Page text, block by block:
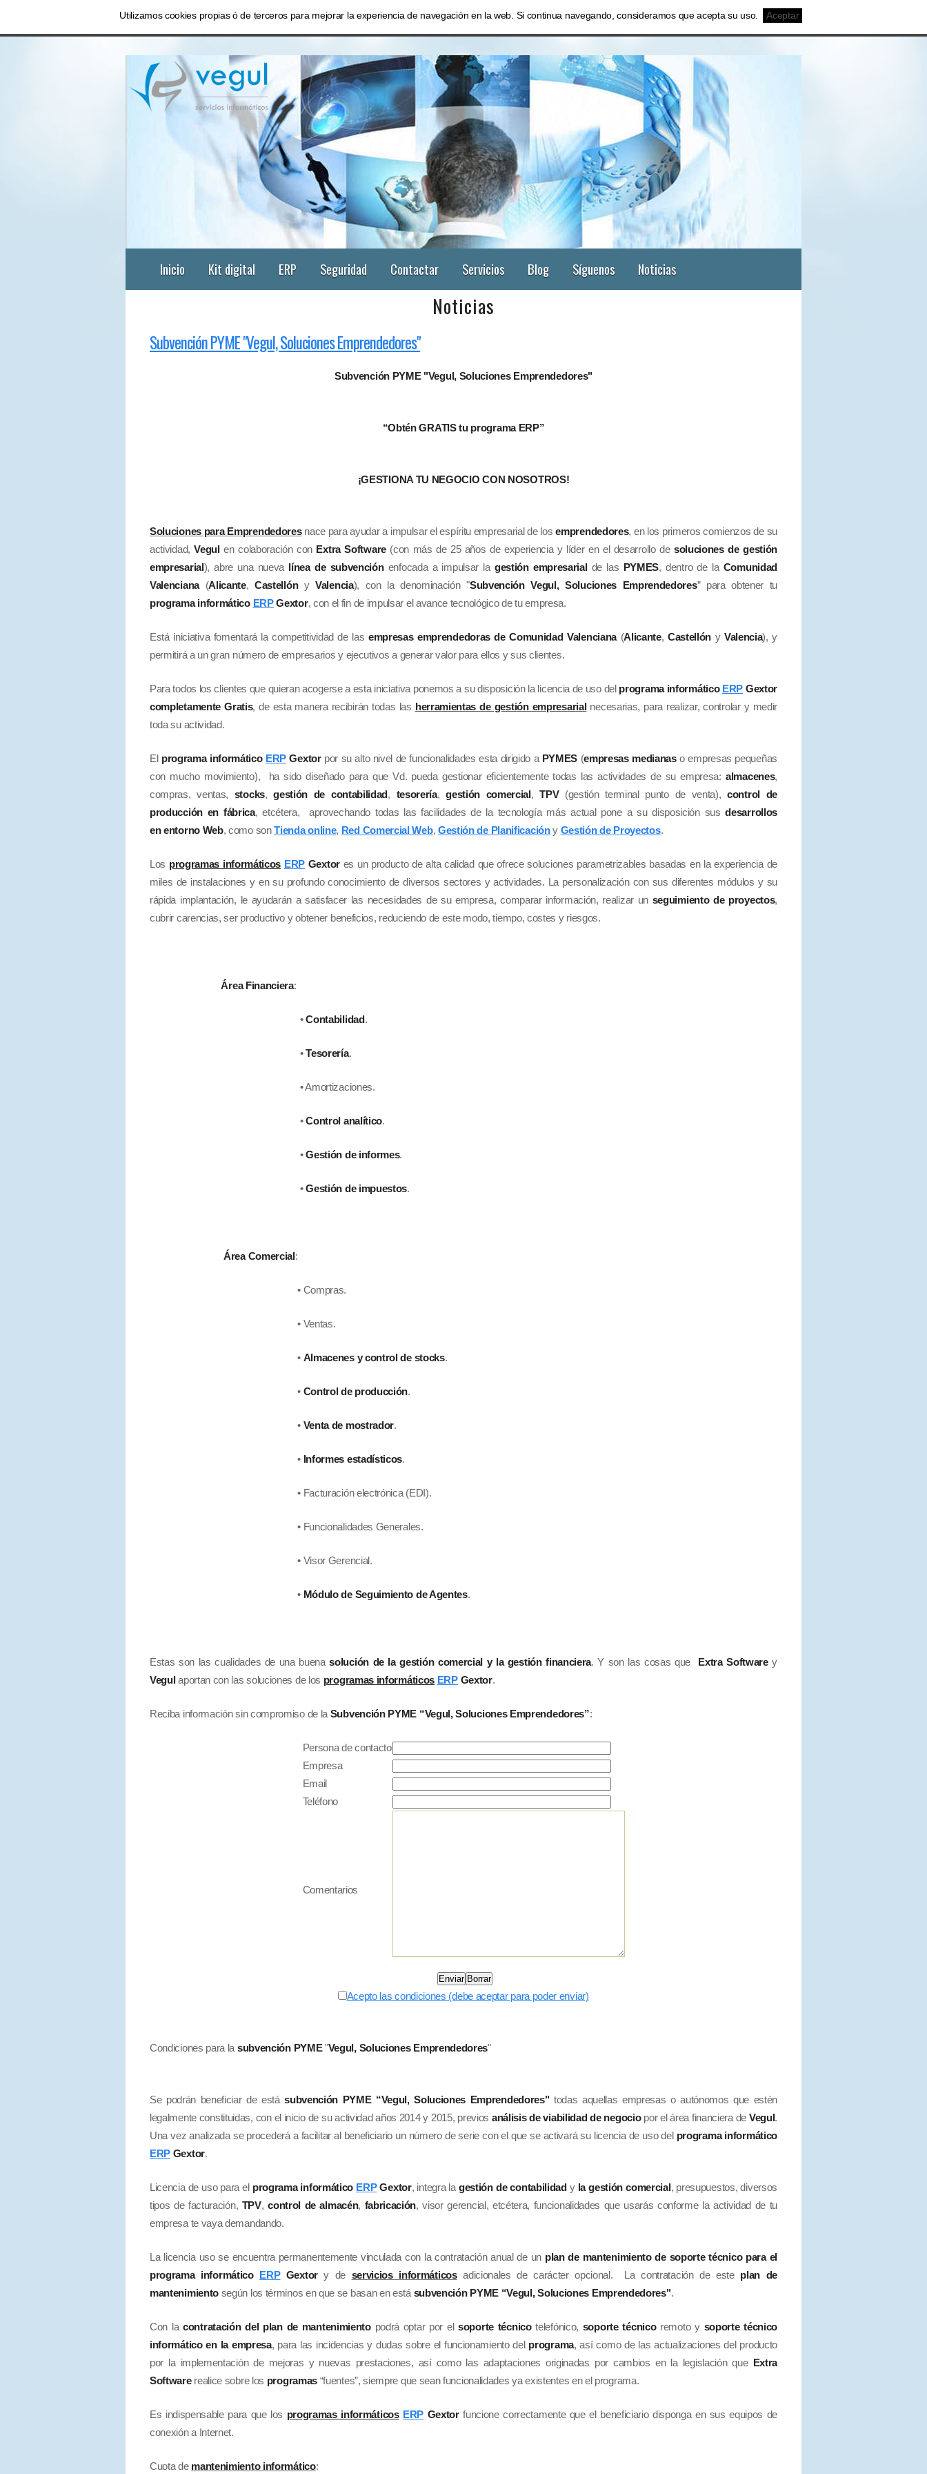
Inicio Kit digital ERP Seguridad Contactar Servicios Blog Síguenos Noticias
Noticias
Subvención PYME "Vegul, Soluciones Emprendedores"
Subvención PYME "Vegul, Soluciones Emprendedores"
“Obtén GRATIS tu programa ERP”
¡GESTIONA TU NEGOCIO CON NOSOTROS!
Soluciones para Emprendedoresnace para ayudar a impulsar el espíritu empresarial de losemprendedores, en los primeros comienzos de su
actividad,Vegulen colaboración con Extra Software(con más de 25 años de experiencia y líder en el desarrollo de soluciones de gestión
empresarial), abre una nueva línea de subvenciónenfocada a impulsar la gestión empresarialde las PYMES, dentro de la Comunidad
Valenciana(Alicante,CastellónyValencia), con la denominación "Subvención Vegul, Soluciones Emprendedores” para obtener tu
programa informático ERP Gextor, con el fin de impulsar el avance tecnológico de tu empresa.
Está iniciativa fomentará la competitividad de las empresas emprendedoras de Comunidad Valenciana (Alicante, Castellón y Valencia), y
permitirá a un gran número de empresarios y ejecutivos a generar valor para ellos y sus clientes.
Para todos los clientes que quieran acogerse a esta iniciativa ponemos a su disposición la licencia de uso del programa informático ERP Gextor
completamenteGratis, de esta manera recibirán todas las herramientas de gestión empresarialnecesarias, para realizar, controlar y medir
toda su actividad.
El programa informático ERP Gextorpor su alto nivel de funcionalidades esta dirigido a PYMES (empresas medianaso empresas pequeñas
con mucho movimiento), ha sido diseñado para que Vd. pueda gestionar eficientemente todas las actividades de su empresa:almacenes,
compras, ventas, stocks,gestión de contabilidad, tesorería,gestión comercial,TPV(gestión terminal punto de venta),control de
producción en fábrica, etcétera, aprovechando todas las facilidades de la tecnología más actual pone a su disposición susdesarrollos
en entorno Web, como sonTienda online, Red Comercial Web, Gestión de Planificacióny Gestión de Proyectos.
Los programas informáticos ERP Gextores un producto de alta calidad que ofrece soluciones parametrizables basadas en la experiencia de
miles de instalaciones y en su profundo conocimiento de diversos sectores y actividades. La personalización con sus diferentes módulos y su
rápida implantación, le ayudarán a satisfacer las necesidades de su empresa, comparar información, realizar un seguimiento de proyectos,
cubrir carencias, ser productivo y obtener beneficios, reduciendo de este modo, tiempo, costes y riesgos.
Área Financiera:
•Contabilidad.
•Tesorería.
• Amortizaciones.
•Control analítico.
•Gestión de informes.
•Gestión de impuestos.
Área Comercial:
• Compras.
• Ventas.
• Almacenes y control de stocks.
• Control de producción.
• Venta de mostrador.
• Informes estadísticos.
• Facturación electrónica (EDI).
• Funcionalidades Generales.
• Visor Gerencial.
• Módulo de Seguimiento de Agentes.
Estas son las cualidades de una buenasolución de la gestión comercial y la gestión financiera. Y son las cosas que Extra Softwarey
Vegulaportan con las soluciones de los programas informáticos ERP Gextor.
Reciba información sin compromiso de la Subvención PYME “Vegul, Soluciones Emprendedores”:
Persona de contacto
Empresa
Email
Teléfono
Comentarios
Acepto las condiciones (debe aceptar para poder enviar)
Condiciones para la subvención PYME "Vegul, Soluciones Emprendedores"
Se podrán beneficiar de estásubvención PYME “Vegul, Soluciones Emprendedores" todas aquellas empresas o autónomos que estén
legalmente constituidas, con el inicio de su actividad años 2014 y 2015, previos análisis de viabilidad de negociopor el área financiera de Vegul.
Una vez analizada se procederá a facilitar al beneficiario un número de serie con el que se activará su licencia de uso del programa informático
ERP Gextor.
Licencia de uso para el programa informático ERP Gextor, integra la gestión de contabilidady la gestión comercial, presupuestos, diversos
tipos de facturación, TPV,control de almacén, fabricación, visor gerencial, etcétera, funcionalidades que usarás conforme la actividad de tu
empresa te vaya demandando.
La licencia uso se encuentra permanentemente vinculada con la contratación anual de un plan de mantenimiento de soporte técnicopara el
programa informático ERPGextory de servicios informáticosadicionales de carácter opcional. La contratación de este plan de
mantenimiento según los términos en que se basan en está subvención PYME “Vegul, Soluciones Emprendedores".
Con lacontratación del plan de mantenimiento podrá optar por elsoporte técnicotelefónico, soporte técnicoremoto y soporte técnico
informático en la empresa, para las incidencias y dudas sobre el funcionamiento del programa, así como de las actualizaciones del producto
por la implementación de mejoras y nuevas prestaciones, así como las adaptaciones originadas por cambios en la legislación que Extra
Softwarerealice sobre los programas“fuentes”, siempre que sean funcionalidades ya existentes en el programa.
Es indispensable para que los programas informáticos ERP Gextorfuncione correctamente que el beneficiario disponga en sus equipos de
conexión a Internet.
Cuota de mantenimiento informático:
Utilizamos cookies propias ó de terceros para mejorar la experiencia de navegación en la web. Si continua navegando, consideramos que acepta su uso. Aceptar